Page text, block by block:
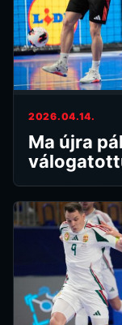
2026.04.14.
Ma újra